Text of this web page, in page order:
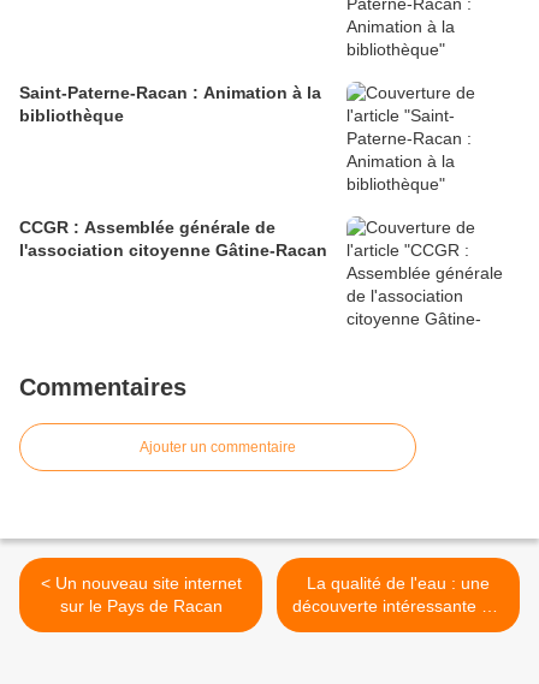
Saint-Paterne-Racan : Animation à la
bibliothèque
CCGR : Assemblée générale de
l'association citoyenne Gâtine-Racan
Commentaires
Ajouter un commentaire
< Un nouveau site internet
sur le Pays de Racan
La qualité de l'eau : une
découverte intéressante sur
le net >